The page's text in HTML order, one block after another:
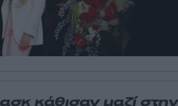
κάθισαν μαζί στην